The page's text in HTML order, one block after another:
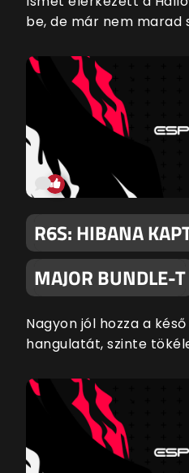
be, de már nem marad
R6S: HIBANA
MAJOR BUNDLE-T
Nagyon jól hozza a
hangulatát, szinte